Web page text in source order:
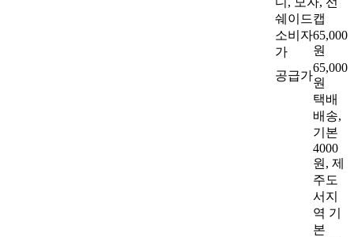
쉐이드캡
소비자
가
65,000
원
공급가
65,000
원
택배
배송,
기본
4000
원, 제
주도
서지
역 기
본